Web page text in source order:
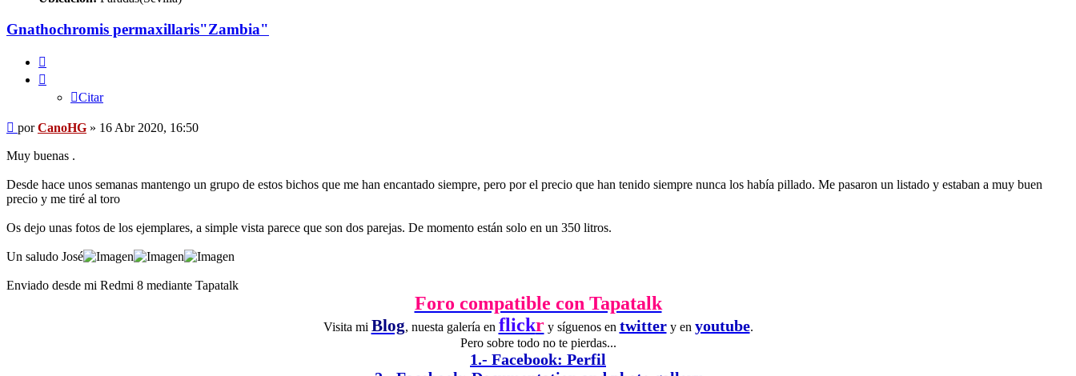
Gnathochromis permaxillaris"Zambia"
Citar
Mensaje
porCanoHG » 16 Abr 2020, 16:50
Muy buenas .
Desde hace unos semanas mantengo un grupo de estos bichos que me han encantado siempre, pero por el precio que han tenido siempre nunca los había pillado. Me pasaron un listado y estaban a muy buen
precio y me tiré al toro
Os dejo unas fotos de los ejemplares, a simple vista parece que son dos parejas. De momento están solo en un 350 litros.
Un saludo José
Enviado desde mi Redmi 8 mediante Tapatalk
Foro compatible con Tapatalk
Visita mi Blog, nuesta galería en flickry síguenos en twittery en youtube.
Pero sobre todo no te pierdas...
1.- Facebook: Perfil